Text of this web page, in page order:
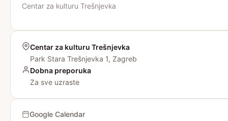
Centar za kulturu Trešnjevka
Centar za kulturu Trešnjevka
Park Stara Trešnjevka 1, Zagreb
Dobna preporuka
Za sve uzraste
Google Calendar